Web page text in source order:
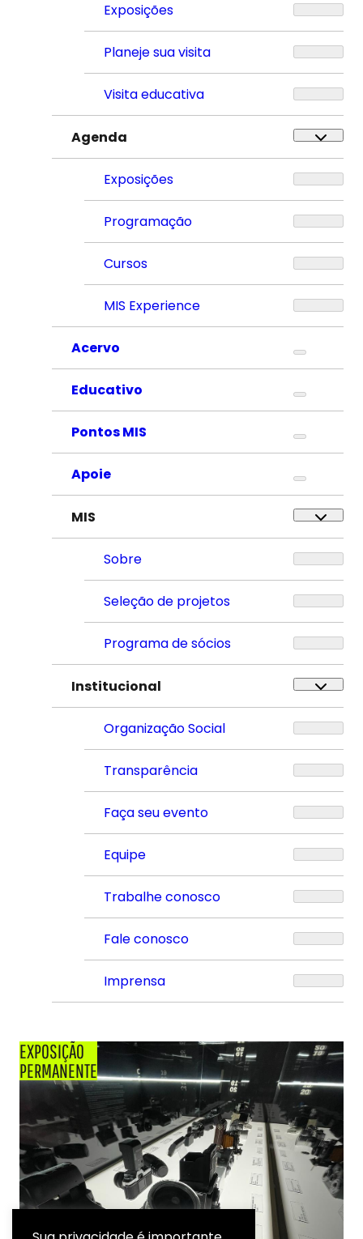
Exposições
Planeje sua visita
Visita educativa
Agenda
Exposições
Programação
Cursos
MIS Experience
Acervo
Educativo
Pontos MIS
Apoie
MIS
Sobre
Seleção de projetos
Programa de sócios
Institucional
Organização Social
Transparência
Faça seu evento
Equipe
Trabalhe conosco
Fale conosco
Imprensa
EXPOSIÇÃO
PERMANENTE